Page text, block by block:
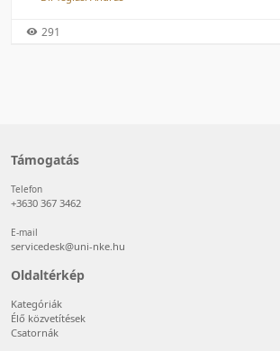
291
Támogatás
Telefon
+3630 367 3462
E-mail
servicedesk@uni-nke.hu
Oldaltérkép
Kategóriák
Élő közvetítések
Csatornák